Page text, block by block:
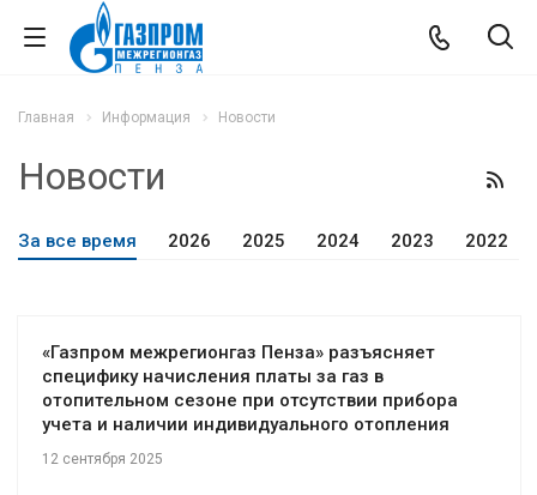
Главная Информация Новости
Новости
За все время 2026 2025 2024 2023 2022
«Газпром межрегионгаз Пенза» разъясняет
специфику начисления платы за газ в
отопительном сезоне при отсутствии прибора
учета и наличии индивидуального отопления
12 сентября 2025